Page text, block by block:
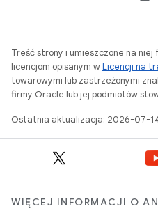
Treść strony i umieszczone na
licencjom opisanym wLicencji na
towarowymi lub zastrzeżonymi
firmy Oracle lub jej podmiotów
Ostatnia aktualizacja: 2026-07-
WIĘCEJ INFORMACJI O